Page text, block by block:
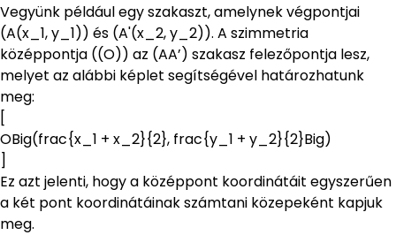
Vegyünk például egy szakaszt, amelynek végpontjai
(A(x_1, y_1)) és (A'(x_2, y_2)). A szimmetria
középpontja ((O)) az (AA’) szakasz felezőpontja lesz,
melyet az alábbi képlet segítségével határozhatunk
meg:
[
OBig(frac{x_1 + x_2}{2}, frac{y_1 + y_2}{2}Big)
]
Ez azt jelenti, hogy a középpont koordinátáit egyszerűen
a két pont koordinátáinak számtani közepeként kapjuk
meg.